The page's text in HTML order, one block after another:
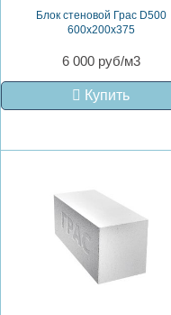
Блок стеновой Грас D500
600x200x375
6 000 руб/м3
Купить